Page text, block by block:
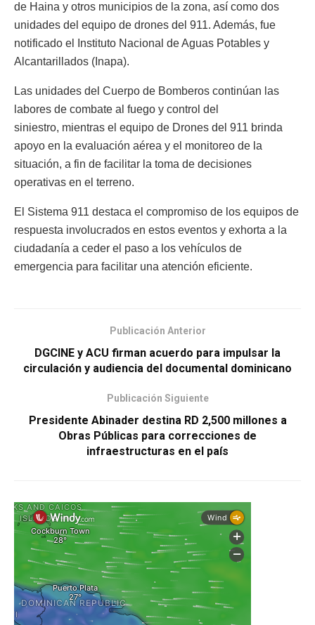
de Haina y otros municipios de la zona, así como dos
unidades del equipo de drones del 911. Además, fue
notificado el Instituto Nacional de Aguas Potables y
Alcantarillados (Inapa).
Las unidades del Cuerpo de Bomberos continúan las
labores de combate al fuego y control del
siniestro, mientras el equipo de Drones del 911 brinda
apoyo en la evaluación aérea y el monitoreo de la
situación, a fin de facilitar la toma de decisiones
operativas en el terreno.
El Sistema 911 destaca el compromiso de los equipos de
respuesta involucrados en estos eventos y exhorta a la
ciudadanía a ceder el paso a los vehículos de
emergencia para facilitar una atención eficiente.
Publicación Anterior
DGCINE y ACU firman acuerdo para impulsar la
circulación y audiencia del documental dominicano
Publicación Siguiente
Presidente Abinader destina RD 2,500 millones a
Obras Públicas para correcciones de
infraestructuras en el país